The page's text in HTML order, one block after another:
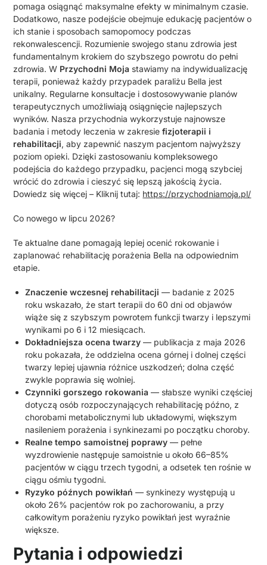
pomaga osiągnąć maksymalne efekty w minimalnym czasie.
Dodatkowo, nasze podejście obejmuje edukację pacjentów o
ich stanie i sposobach samopomocy podczas
rekonwalescencji. Rozumienie swojego stanu zdrowia jest
fundamentalnym krokiem do szybszego powrotu do pełni
zdrowia. W Przychodni Moja stawiamy na indywidualizację
terapii, ponieważ każdy przypadek paraliżu Bella jest
unikalny. Regularne konsultacje i dostosowywanie planów
terapeutycznych umożliwiają osiągnięcie najlepszych
wyników. Nasza przychodnia wykorzystuje najnowsze
badania i metody leczenia w zakresiefizjoterapii i
rehabilitacji, aby zapewnić naszym pacjentom najwyższy
poziom opieki. Dzięki zastosowaniu kompleksowego
podejścia do każdego przypadku, pacjenci mogą szybciej
wrócić do zdrowia i cieszyć się lepszą jakością życia.
Dowiedz się więcej – Kliknij tutaj: https://przychodniamoja.pl/
Co nowego w lipcu 2026?
Te aktualne dane pomagają lepiej ocenić rokowanie i
zaplanować rehabilitację porażenia Bella na odpowiednim
etapie.
Znaczenie wczesnej rehabilitacji — badanie z 2025
roku wskazało, że start terapii do 60 dni od objawów
wiąże się z szybszym powrotem funkcji twarzy i lepszymi
wynikami po 6 i 12 miesiącach.
Dokładniejsza ocena twarzy — publikacja z maja 2026
roku pokazała, że oddzielna ocena górnej i dolnej części
twarzy lepiej ujawnia różnice uszkodzeń; dolna część
zwykle poprawia się wolniej.
Czynniki gorszego rokowania — słabsze wyniki częściej
dotyczą osób rozpoczynających rehabilitację późno, z
chorobami metabolicznymi lub układowymi, większym
nasileniem porażenia i synkinezami po początku choroby.
Realne tempo samoistnej poprawy — pełne
wyzdrowienie następuje samoistnie u około 66–85%
pacjentów w ciągu trzech tygodni, a odsetek ten rośnie w
ciągu ośmiu tygodni.
Ryzyko późnych powikłań — synkinezy występują u
około 26% pacjentów rok po zachorowaniu, a przy
całkowitym porażeniu ryzyko powikłań jest wyraźnie
większe.
Pytania i odpowiedzi